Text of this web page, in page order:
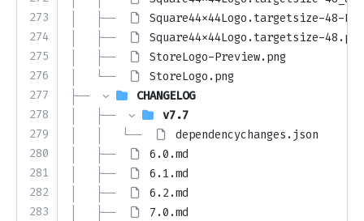
273
274
275
276
277
278
279
280
281
282
283
│   ├──
Square44x44Logo.targetsize-48-
│   ├──
Square44x44Logo.targetsize-48.png
│   ├──
StoreLogo-Preview.png
│   └──
StoreLogo.png
├──
CHANGELOG
│   ├──
v7.7
│   │   └──
dependencychanges.json
│   ├──
6.0.md
│   ├──
6.1.md
│   ├──
6.2.md
│   ├──
7.0.md